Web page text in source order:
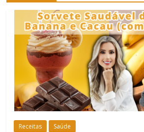
Receitas Saúde